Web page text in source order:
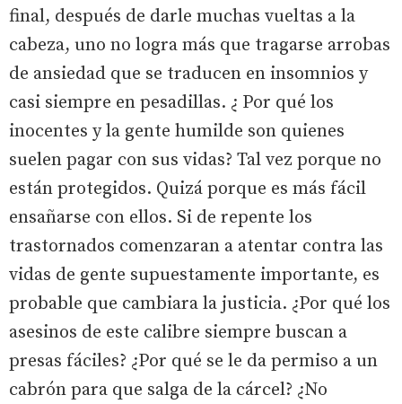
final, después de darle muchas vueltas a la
cabeza, uno no logra más que tragarse arrobas
de ansiedad que se traducen en insomnios y
casi siempre en pesadillas. ¿ Por qué los
inocentes y la gente humilde son quienes
suelen pagar con sus vidas? Tal vez porque no
están protegidos. Quizá porque es más fácil
ensañarse con ellos. Si de repente los
trastornados comenzaran a atentar contra las
vidas de gente supuestamente importante, es
probable que cambiara la justicia. ¿Por qué los
asesinos de este calibre siempre buscan a
presas fáciles? ¿Por qué se le da permiso a un
cabrón para que salga de la cárcel? ¿No